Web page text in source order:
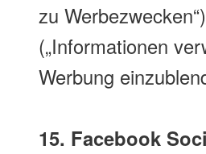
zu
(„Informationen
Werbung
15. Facebook